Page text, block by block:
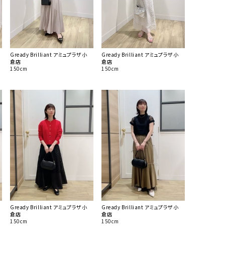
Gready Brilliant アミュプラザ小
倉店
150cm
Gready Brilliant アミュプラザ小
倉店
150cm
Gready Brilliant アミュプラザ小
倉店
150cm
Gready Brilliant アミュプラザ小
倉店
150cm